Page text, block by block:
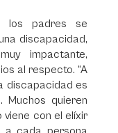
los padres se
discapacidad,
impactante,
al respecto. “A
discapacidad es
Muchos quieren
con el elíxir